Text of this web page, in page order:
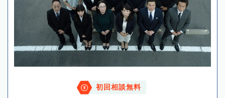
初回相談無料